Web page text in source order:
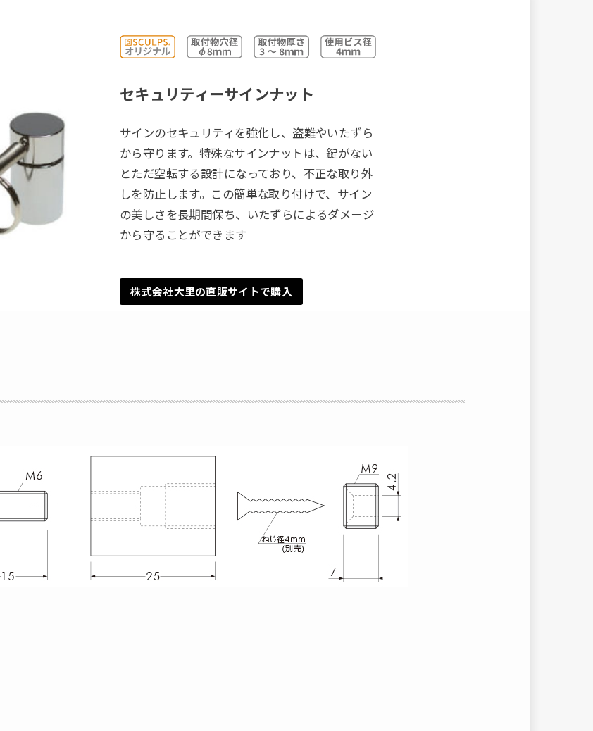
セキュリティーサインナット
サインのセキュリティを強化し、盗難やいたずら
から守ります。特殊なサインナットは、鍵がない
とただ空転する設計になっており、不正な取り外
しを防止します。この簡単な取り付けで、サイン
の美しさを長期間保ち、いたずらによるダメージ
から守ることができます
株式会社大里の直販サイトで購入